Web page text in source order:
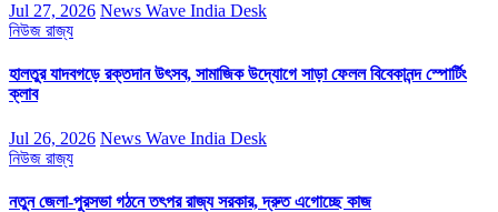
Jul 27, 2026 News Wave India Desk
নিউজ রাজ্য
হালতুর যাদবগড়ে রক্তদান উৎসব, সামাজিক উদ্যোগে সাড়া ফেলল বিবেকানন্দ স্পোর্টিং
ক্লাব
Jul 26, 2026 News Wave India Desk
নিউজ রাজ্য
নতুন জেলা-পুরসভা গঠনে তৎপর রাজ্য সরকার, দ্রুত এগোচ্ছে কাজ